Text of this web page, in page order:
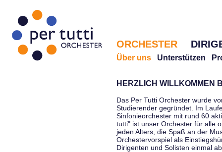
ORCHESTER
Über uns Unterstützen
HERZLICH WILLKOMMEN
Das Per Tutti Orchester wurde
Studierender gegründet. Im
Sinfonieorchester mit rund 60
tutti" ist unser Orchester für alle
jeden Alters, die Spaß an der
Orchestervorspiel als
Dirigenten und Solisten einmal